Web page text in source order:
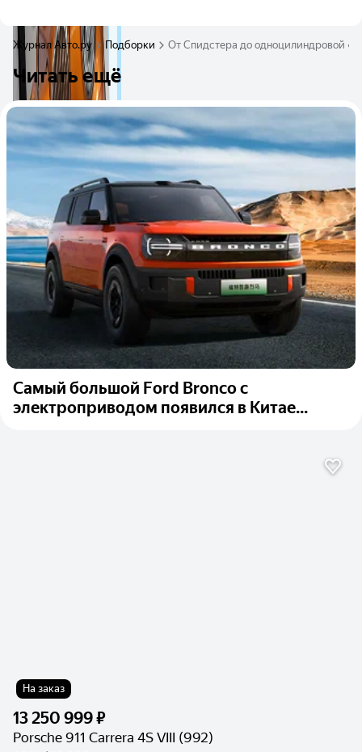
Журнал Авто.ру Подборки От Спидстера до одноцилиндровой
Читать ещё
Самый большой Ford Bronco с
электроприводом появился в Китае...
На заказ
13 250 999 ₽
Porsche 911 Carrera 4S VIII (992)